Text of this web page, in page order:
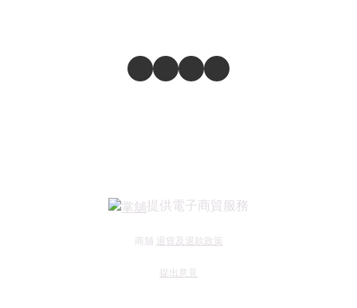
提供電子商貿服務
商舖 退貨及退款政策
提出意見